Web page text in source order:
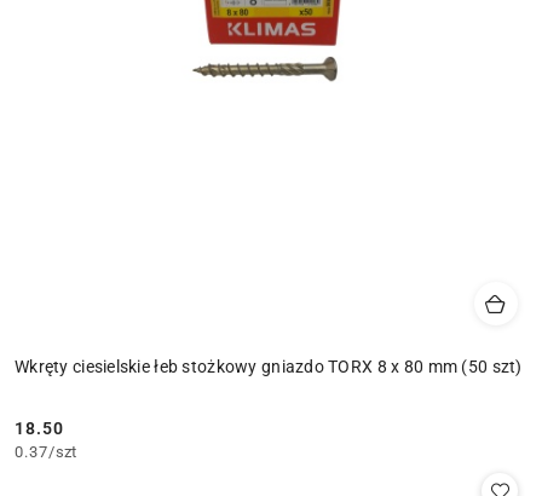
Wkręty ciesielskie łeb stożkowy gniazdo TORX 8 x 80 mm (50 szt)
Cena:
18.50
0.37/szt